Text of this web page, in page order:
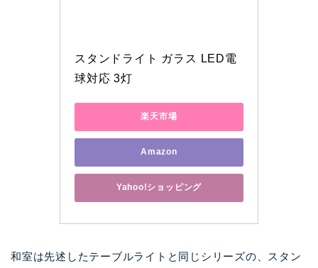
スタンドライト ガラス LED電
球対応 3灯
楽天市場
Amazon
Yahoo!ショッピング
和室は先述したテーブルライトと同じシリーズの、スタン